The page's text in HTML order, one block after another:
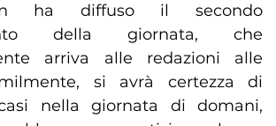
ha diffuso il secondo
della giornata, che
arriva alle redazioni alle
si avrà certezza di
nella giornata di domani,